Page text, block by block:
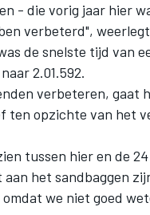
- die vorig jaar hier
verbeterd",
de snelste tijd van
2.01.592.
verbeteren, gaat
ten opzichte van het
tussen hier en de
het sandbaggen
we niet goed